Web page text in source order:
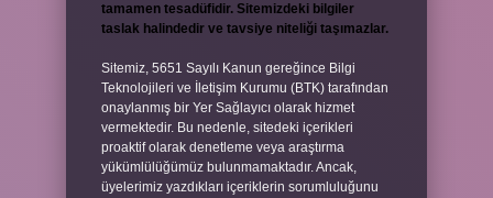
tamamen tesadüfidir. Sitemizdeki bilgiler
taslak halindedir ve tavsiye niteliği taşımazlar.
Sitemiz, 5651 Sayılı Kanun gereğince Bilgi
Teknolojileri ve İletişim Kurumu (BTK) tarafından
onaylanmış bir Yer Sağlayıcı olarak hizmet
vermektedir. Bu nedenle, sitedeki içerikleri
proaktif olarak denetleme veya araştırma
yükümlülüğümüz bulunmamaktadır. Ancak,
üyelerimiz yazdıkları içeriklerin sorumluluğunu